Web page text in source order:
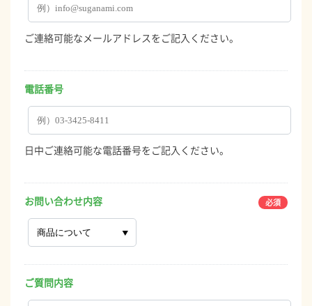
ご連絡可能なメールアドレスをご記入ください。
電話番号
日中ご連絡可能な電話番号をご記入ください。
お問い合わせ内容
ご質問内容